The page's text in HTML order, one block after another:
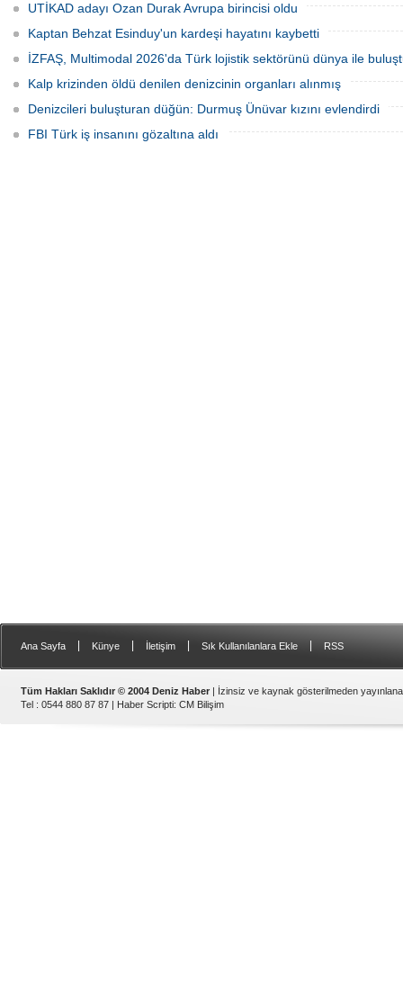
UTİKAD adayı Ozan Durak Avrupa birincisi oldu
Kaptan Behzat Esinduy'un kardeşi hayatını kaybetti
İZFAŞ, Multimodal 2026'da Türk lojistik sektörünü dünya ile
Kalp krizinden öldü denilen denizcinin organları alınmış
Denizcileri buluşturan düğün: Durmuş Ünüvar kızını evlendirdi
FBI Türk iş insanını gözaltına aldı
Ana Sayfa Künye İletişim Sık Kullanılanlara Ekle RSS
Tüm Hakları Saklıdır © 2004 Deniz Haber | İzinsiz ve kaynak gösterilmeden
Tel : 0544 880 87 87 | Haber Scripti: CM Bilişim